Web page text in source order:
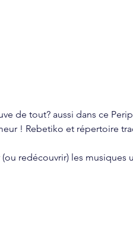
de tout? aussi dans ce
! Rebetiko et répertoire
redécouvrir) les musiques